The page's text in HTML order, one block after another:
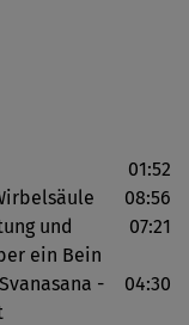
in Schwung
und
Boden. Hier
bzw. Bauchlage
stimuliert
01:52
08:56
und
ein Bein
07:21
-
04:30